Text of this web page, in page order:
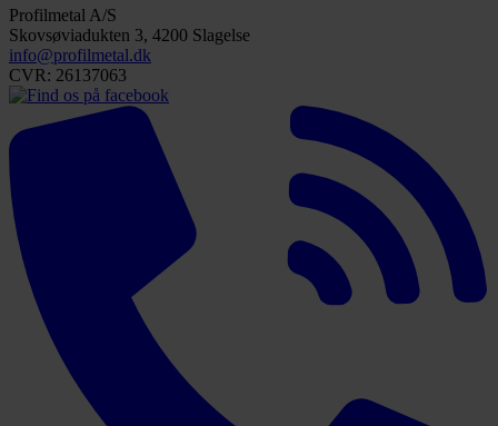
Profilmetal A/S
Skovsøviadukten 3, 4200 Slagelse
info@profilmetal.dk
CVR: 26137063